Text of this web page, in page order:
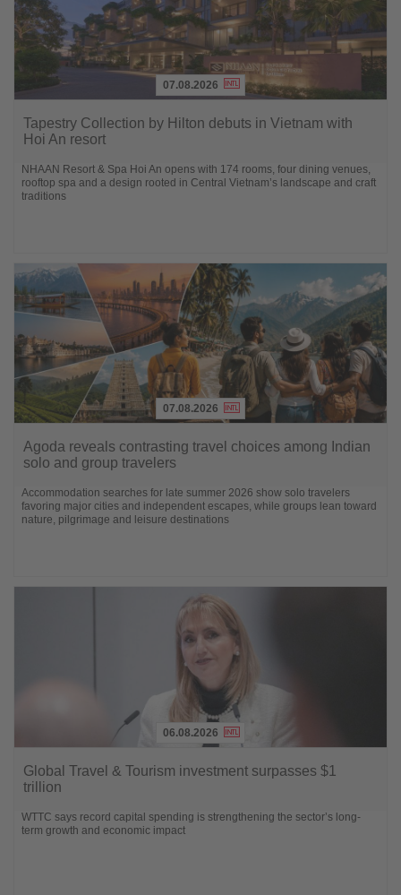
Sie
die
07.08.2026
Tapestry Collection by Hilton debuts in Vietnam with
Hoi An resort
NHAAN Resort & Spa Hoi An opens with 174 rooms, four dining venues,
rooftop spa and a design rooted in Central Vietnam’s landscape and craft
traditions
Sie
die
07.08.2026
Agoda reveals contrasting travel choices among Indian
solo and group travelers
Accommodation searches for late summer 2026 show solo travelers
favoring major cities and independent escapes, while groups lean toward
nature, pilgrimage and leisure destinations
Sie
die
06.08.2026
Global Travel & Tourism investment surpasses $1
trillion
WTTC says record capital spending is strengthening the sector’s long-
term growth and economic impact